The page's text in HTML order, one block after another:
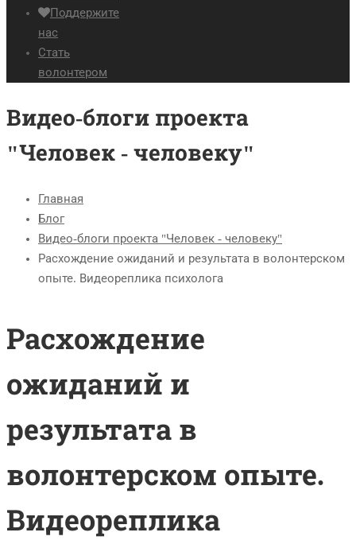
Поддержите
нас
Стать
волонтером
Видео-блоги проекта
"Человек - человеку"
Главная
Блог
Видео-блоги проекта "Человек - человеку"
Расхождение ожиданий и результата в волонтерском
опыте. Видеореплика психолога
Расхождение
ожиданий и
результата в
волонтерском опыте.
Видеореплика